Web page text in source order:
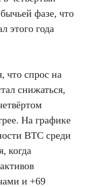
фазе, что
этого года
что спрос на
снижаться,
На графике
BTC среди
когда
и +69